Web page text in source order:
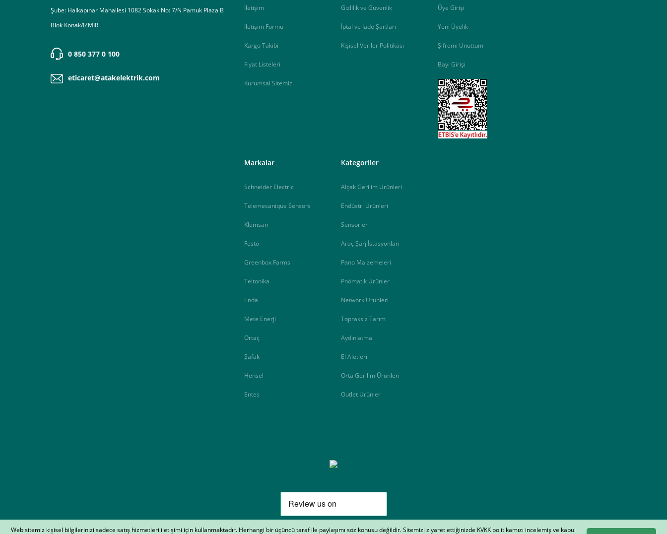
Web sitemiz kişisel bilgilerinizi sadece satış hizmetleri iletişimi için kullanmaktadır. Herhangi bir üçüncü taraf ile paylaşımı söz konusu değildir. Sitemizi ziyaret ettiğinizde KVKK politikamızı incelemiş ve kabul
Şube: Halkapınar Mahallesi 1082 Sokak No: 7/N Pamuk Plaza B
Blok Konak/İZMİR
0 850 377 0 100
eticaret@atakelektrik.com
İletişim
İletişim Formu
Kargo Takibi
Fiyat Listeleri
Kurumsal Sitemiz
Gizlilik ve Güvenlik
İptal ve İade Şartları
Kişisel Veriler Politikası
Üye Girişi
Yeni Üyelik
Şifremi Unuttum
Bayi Girişi
Markalar
Schneider Electric
Telemecanique Sensors
Klemsan
Festo
Greenbox Farms
Teltonika
Enda
Mete Enerji
Ortaç
Şafak
Hensel
Entes
Kategoriler
Alçak Gerilim Ürünleri
Endüstri Ürünleri
Sensörler
Araç Şarj İstasyonları
Pano Malzemeleri
Pnömatik Ürünler
Network Ürünleri
Topraksız Tarım
Aydınlatma
El Aletleri
Orta Gerilim Ürünleri
Outlet Ürünler